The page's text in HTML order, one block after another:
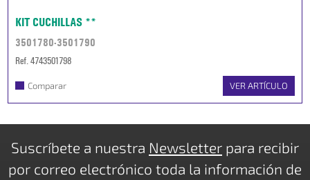
KIT CUCHILLAS **
3501780-3501790
Ref. 4743501798
Comparar VER ARTÍCULO
Suscríbete a nuestra Newsletter para recibir
por correo electrónico toda la información de